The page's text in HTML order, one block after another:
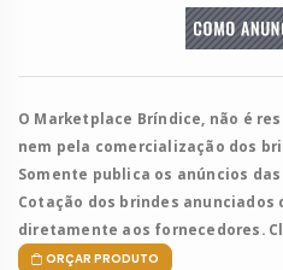
O Marketplace Bríndice, não é
nem pela comercialização dos
Somente publica os anúncios
Cotação dos brindes
diretamente aos fornecedores.
ORÇAR PRODUTO